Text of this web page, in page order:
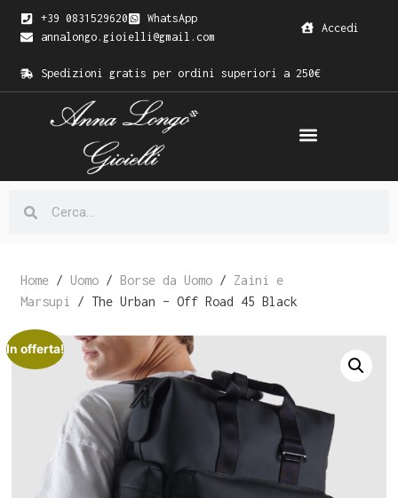
+39 0831529620
WhatsApp
annalongo.gioielli@gmail.com
Accedi
Spedizioni gratis per ordini superiori a 250€
Home / Uomo / Borse da Uomo / Zaini e
Marsupi
/ The Urban – Off Road 45 Black
In offerta!